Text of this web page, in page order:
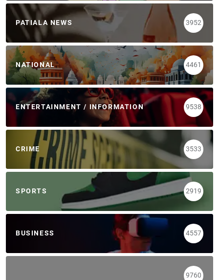
PATIALA NEWS 3952
NATIONAL 4461
ENTERTAINMENT / INFORMATION 9538
CRIME 3533
SPORTS 2919
BUSINESS 4557
9760